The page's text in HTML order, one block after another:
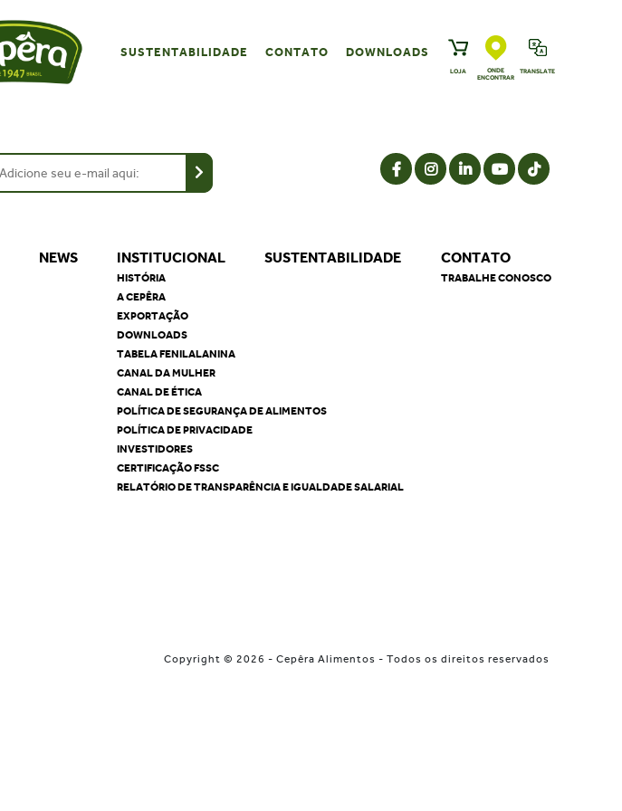
SUSTENTABILIDADE CONTATO DOWNLOADS
LOJA
ONDE
ENCONTRAR
TRANSLATE
NEWS INSTITUCIONAL
HISTÓRIA
A CEPÊRA
EXPORTAÇÃO
DOWNLOADS
TABELA FENILALANINA
CANAL DA MULHER
CANAL DE ÉTICA
POLÍTICA DE SEGURANÇA DE ALIMENTOS
POLÍTICA DE PRIVACIDADE
INVESTIDORES
CERTIFICAÇÃO FSSC
RELATÓRIO DE TRANSPARÊNCIA E IGUALDADE SALARIAL
SUSTENTABILIDADE CONTATO
TRABALHE CONOSCO
Copyright © 2026 - Cepêra Alimentos - Todos os direitos reservados